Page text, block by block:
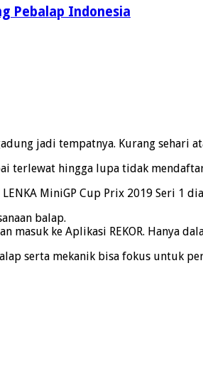
Pebalap Indonesia
jadi tempatnya. Kurang sehari
terlewat hingga lupa tidak
MiniGP Cup Prix 2019 Seri 1
balap.
masuk ke Aplikasi REKOR. Hanya
serta mekanik bisa fokus untuk